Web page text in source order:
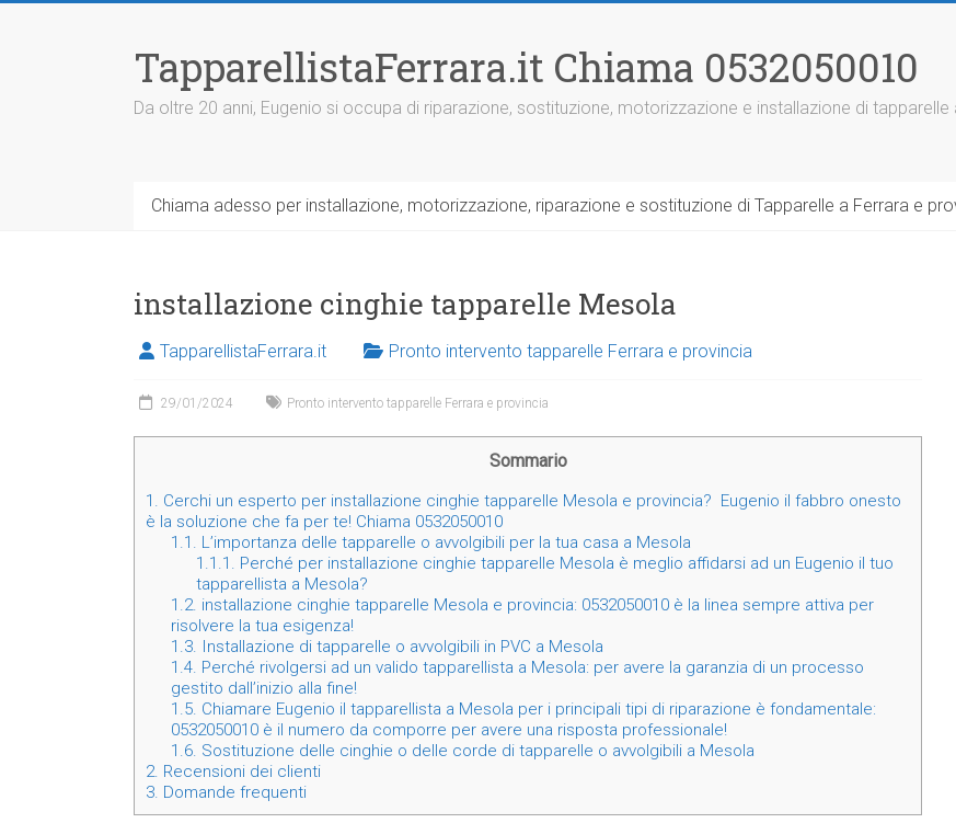
TapparellistaFerrara.it Chiama 0532050010
Da oltre 20 anni, Eugenio si occupa di riparazione, sostituzione, motorizzazione e installazione di tapparelle
Chiama adesso per installazione, motorizzazione, riparazione e sostituzione di Tapparelle a Ferrara e
installazione cinghie tapparelle Mesola
TapparellistaFerrara.it Pronto intervento tapparelle Ferrara e provincia
29/01/2024 Pronto intervento tapparelle Ferrara e provincia
Sommario
1. Cerchi un esperto per installazione cinghie tapparelle Mesola e provincia? Eugenio il fabbro onesto
è la soluzione che fa per te! Chiama 0532050010
1.1. L’importanza delle tapparelle o avvolgibili per la tua casa a Mesola
1.1.1. Perché per installazione cinghie tapparelle Mesola è meglio affidarsi ad un Eugenio il tuo
tapparellista a Mesola?
1.2. installazione cinghie tapparelle Mesola e provincia: 0532050010 è la linea sempre attiva per
risolvere la tua esigenza!
1.3. Installazione di tapparelle o avvolgibili in PVC a Mesola
1.4. Perché rivolgersi ad un valido tapparellista a Mesola: per avere la garanzia di un processo
gestito dall’inizio alla fine!
1.5. Chiamare Eugenio il tapparellista a Mesola per i principali tipi di riparazione è fondamentale:
0532050010 è il numero da comporre per avere una risposta professionale!
1.6. Sostituzione delle cinghie o delle corde di tapparelle o avvolgibili a Mesola
2. Recensioni dei clienti
3. Domande frequenti